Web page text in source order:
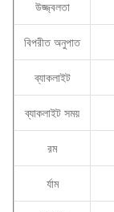
উজ্জ্বলতা
বিপরীত অনুপাত
ব্যাকলাইট
ব্যাকলাইট সময়
রম
র্যাম